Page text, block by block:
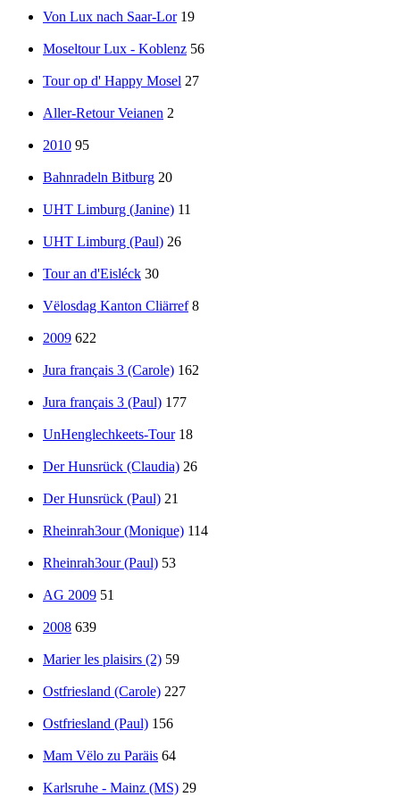
Von Lux nach Saar-Lor 19
Moseltour Lux - Koblenz 56
Tour op d' Happy Mosel 27
Aller-Retour Veianen 2
2010 95
Bahnradeln Bitburg 20
UHT Limburg (Janine) 11
UHT Limburg (Paul) 26
Tour an d'Eisléck 30
Vëlosdag Kanton Cliärref 8
2009 622
Jura français 3 (Carole) 162
Jura français 3 (Paul) 177
UnHenglechkeets-Tour 18
Der Hunsrück (Claudia) 26
Der Hunsrück (Paul) 21
Rheinrah3our (Monique) 114
Rheinrah3our (Paul) 53
AG 2009 51
2008 639
Marier les plaisirs (2) 59
Ostfriesland (Carole) 227
Ostfriesland (Paul) 156
Mam Vëlo zu Paräis 64
Karlsruhe - Mainz (MS) 29